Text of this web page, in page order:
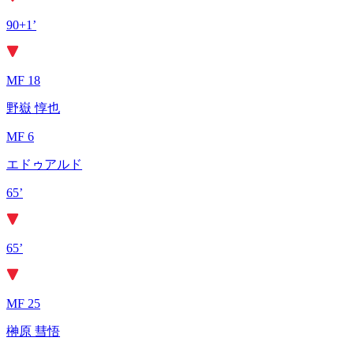
90+1’
MF 18
野嶽 惇也
MF 6
エドゥアルド
65’
65’
MF 25
榊原 彗悟